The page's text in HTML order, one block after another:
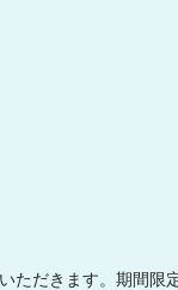
ただきます。期間